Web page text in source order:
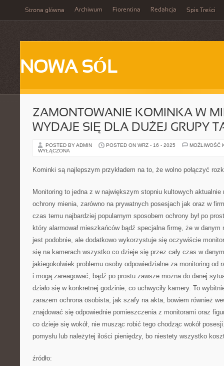
Strona główna Archiwum Fiorentina Redakcja Spis Treści
NOWA SÓL
ZAMONTOWANIE KOMINKA W
WYDAJE SIĘ DLA DUŻEJ GRUPY
POSTED BY ADMIN POSTED ON WRZ - 16 - 2025
MOŻLIWOŚĆ
WYŁĄCZONA
Kominki są najlepszym przykładem na to, że wolno połączyć
Monitoring to jedna z w największym stopniu kultowych
ochrony mienia, zarówno na prywatnych posesjach jak oraz w
czas temu najbardziej popularnym sposobem ochrony był po
który alarmował mieszkańców bądź specjalna firmę, że w
jest podobnie, ale dodatkowo wykorzystuje się oczywiście
się na kamerach wszystko co dzieje się przez cały czas w
jakiegokolwiek problemu osoby odpowiedzialne za monitoring od
i mogą zareagować, bądź po prostu zawsze można do danej
działo się w konkretnej godzinie, co uchwyciły kamery. To
zarazem ochrona osobista, jak szafy na akta, bowiem również
znajdować się odpowiednie pomieszczenia z monitorami oraz
co dzieje się wokół, nie musząc robić tego chodząc wokół
pomysłu lub należytej ilości pieniędzy, bo niestety wszystko
źródło: